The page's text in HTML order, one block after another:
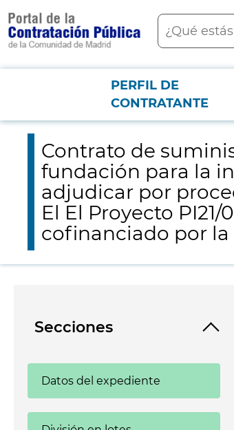
contenido
principal
Buscar
Menú PCON
PERFIL DE
CONTRATANTE
Contrato de suministro de anticuerpos de
mediante pluralidad de criterios. El El Proyecto PI21/
Contrato de
fundación para la
adjudicar por
El El Proyecto
cofinanciado por la
Secciones
Datos del expediente